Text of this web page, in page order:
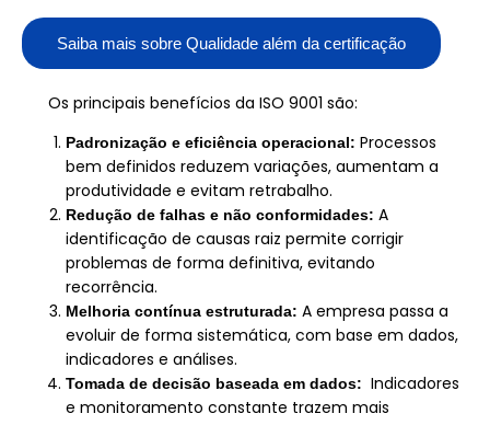
Saiba mais sobre Qualidade além da certificação
Os principais benefícios da ISO 9001 são:
Padronização e eficiência operacional: Processos
bem definidos reduzem variações, aumentam a
produtividade e evitam retrabalho.
Redução de falhas e não conformidades: A
identificação de causas raiz permite corrigir
problemas de forma definitiva, evitando
recorrência.
Melhoria contínua estruturada: A empresa passa a
evoluir de forma sistemática, com base em dados,
indicadores e análises.
Tomada de decisão baseada em dados: Indicadores
e monitoramento constante trazem mais